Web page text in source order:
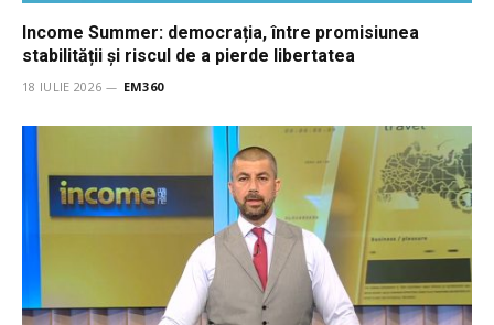
Income Summer: democrația, între promisiunea
stabilității și riscul de a pierde libertatea
18 IULIE 2026 EM360